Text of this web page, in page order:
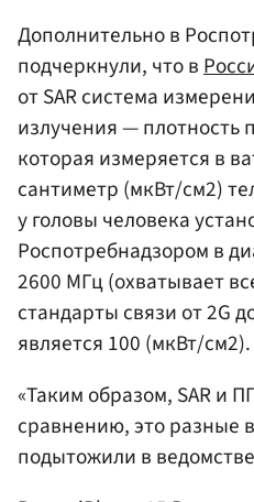
Дополнительно в
подчеркнули, что в
от SAR система
излучения — плотность
которая измеряется в
сантиметр (мкВт/см2)
у головы человека
Роспотребнадзором в
2600 МГц (охватывает
стандарты связи от 2G
является 100 (мкВт/см2).
«Таким образом, SAR и
сравнению, это разные
подытожили в